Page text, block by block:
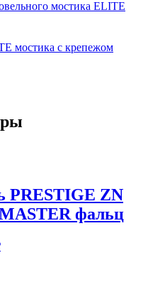
мостика ELITE
мостика с крепежом
PRESTIGE ZN
фальц